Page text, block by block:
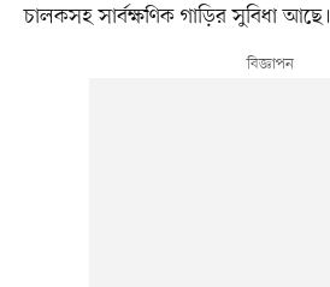
চালকসহ সার্বক্ষণিক গাড়ির সুবিধা আছে।